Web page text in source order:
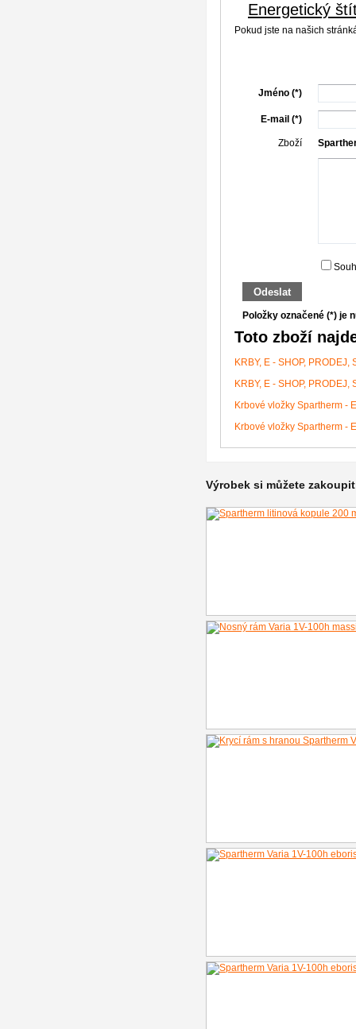
Energetický
Pokud jste na našich
Jméno (*)
E-mail (*)
Zboží
Odeslat
Položky označené (*) je
Toto zboží
KRBY, E - SHOP, PRODEJ,
KRBY, E - SHOP, PRODEJ,
Krbové vložky Spartherm -
Krbové vložky Spartherm -
Výrobek si můžete